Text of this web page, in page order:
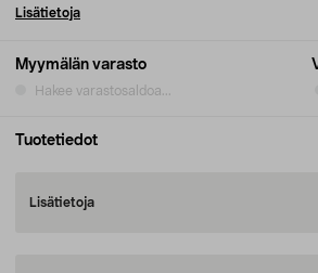
Myymälän varasto
Hakee varastosaldoa...
Lisätietoja
Tuotetiedot
Lisätietoja